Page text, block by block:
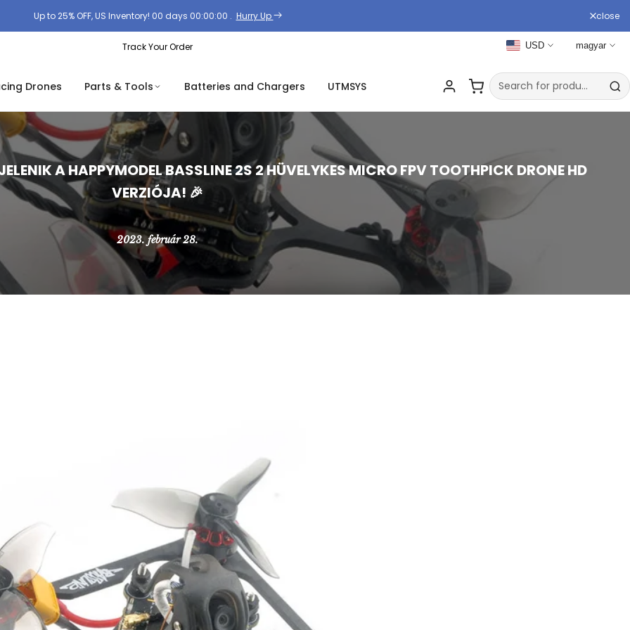
Up to 25% OFF, US Inventory! 00 days 00:00:00 . Hurry Up close
Track Your Order USD magyar
Drones Parts & Tools Batteries and Chargers UTMSYS
A HAPPYMODEL BASSLINE 2S 2 HÜVELYKES MICRO FPV TOOTHPICK DRONE HD
VERZIÓJA! 🎉
2023. február 28.